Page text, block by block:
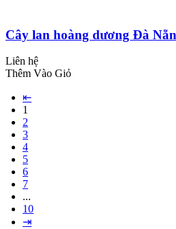
Cây lan hoàng dương Đà
Liên hệ
Thêm Vào Giỏ
⇤
1
2
3
4
5
6
7
...
10
⇥